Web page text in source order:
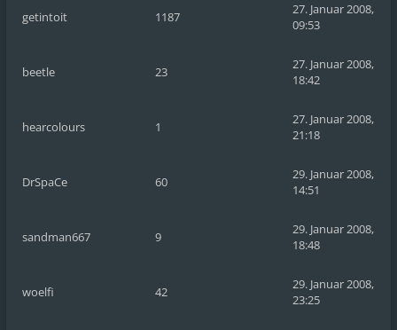
getintoit 1187
27. Januar 2008,
09:53
beetle 23
27. Januar 2008,
18:42
hearcolours 1
27. Januar 2008,
21:18
DrSpaCe 60
29. Januar 2008,
14:51
sandman667 9
29. Januar 2008,
18:48
woelfi 42
29. Januar 2008,
23:25